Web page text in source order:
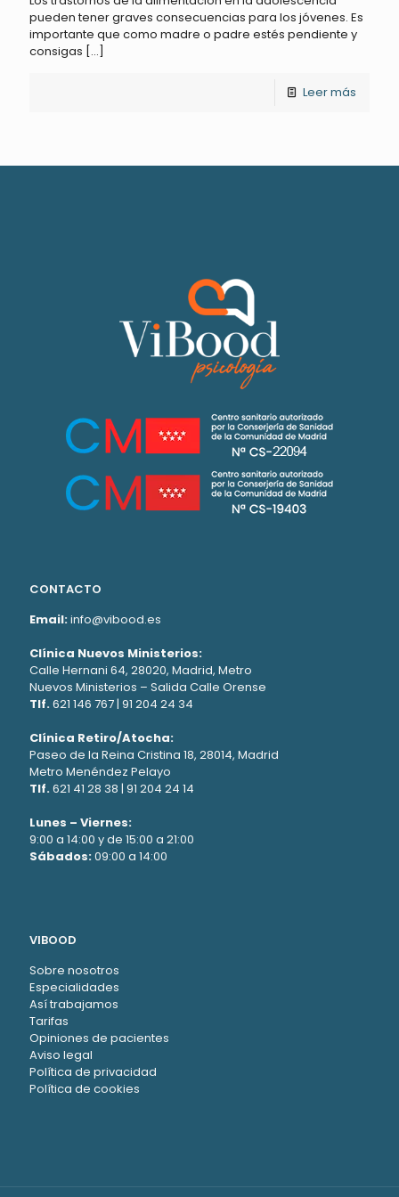
pueden tener graves consecuencias para los jóvenes. Es
importante que como madre o padre estés pendiente y
consigas […]
Leer más
CONTACTO
Email:info@vibood.es
Clínica Nuevos Ministerios:
Calle Hernani 64, 28020, Madrid, Metro
Nuevos Ministerios – Salida Calle Orense
Tlf.621 146 767 | 91 204 24 34
Clínica Retiro/Atocha:
Paseo de la Reina Cristina 18, 28014, Madrid
Metro Menéndez Pelayo
Tlf.621 41 28 38 | 91 204 24 14
Lunes – Viernes:
9:00 a 14:00 y de 15:00 a 21:00
Sábados:09:00 a 14:00
VIBOOD
Sobre nosotros
Especialidades
Así trabajamos
Tarifas
Opiniones de pacientes
Aviso legal
Política de privacidad
Política de cookies